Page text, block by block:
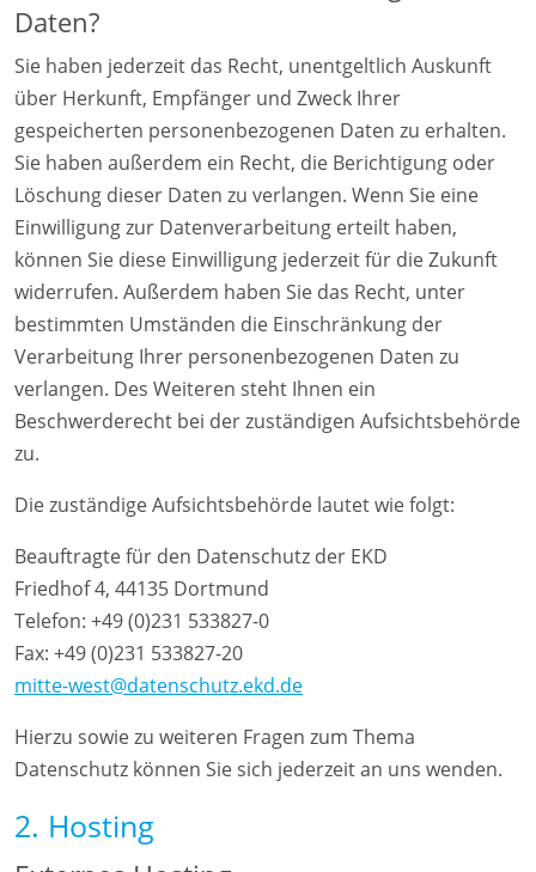
Daten?
Sie haben jederzeit das Recht, unentgeltlich Auskunft
über Herkunft, Empfänger und Zweck Ihrer
gespeicherten personenbezogenen Daten zu erhalten.
Sie haben außerdem ein Recht, die Berichtigung oder
Löschung dieser Daten zu verlangen. Wenn Sie eine
Einwilligung zur Datenverarbeitung erteilt haben,
können Sie diese Einwilligung jederzeit für die Zukunft
widerrufen. Außerdem haben Sie das Recht, unter
bestimmten Umständen die Einschränkung der
Verarbeitung Ihrer personenbezogenen Daten zu
verlangen. Des Weiteren steht Ihnen ein
Beschwerderecht bei der zuständigen Aufsichtsbehörde
zu.
Die zuständige Aufsichtsbehörde lautet wie folgt:
Beauftragte für den Datenschutz der EKD
Friedhof 4, 44135 Dortmund
Telefon: +49 (0)231 533827-0
Fax: +49 (0)231 533827-20
mitte-west@datenschutz.ekd.de
Hierzu sowie zu weiteren Fragen zum Thema
Datenschutz können Sie sich jederzeit an uns wenden.
2. Hosting